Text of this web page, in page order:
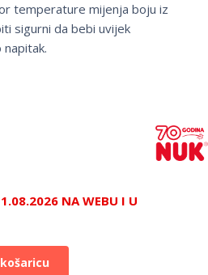
temperature mijenja boju iz
sigurni da bebi uvijek
NA WEBU I U